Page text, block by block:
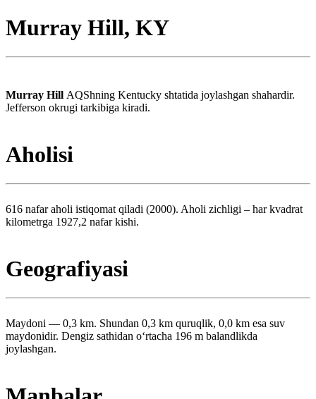
Murray Hill, KY
Murray Hill AQShning Kentucky shtatida joylashgan shahardir.
Jefferson okrugi tarkibiga kiradi.
Aholisi
616 nafar aholi istiqomat qiladi (2000). Aholi zichligi – har kvadrat
kilometrga 1927,2 nafar kishi.
Geografiyasi
Maydoni — 0,3 km. Shundan 0,3 km quruqlik, 0,0 km esa suv
maydonidir. Dengiz sathidan oʻrtacha 196 m balandlikda
joylashgan.